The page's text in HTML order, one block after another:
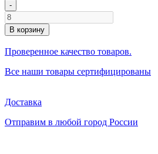
-
В корзину
Проверенное качество товаров.
Все наши товары сертифицированы
Доставка
Отправим в любой город России